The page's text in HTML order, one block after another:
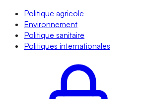
Politique agricole
Environnement
Politique sanitaire
Politiques internationales